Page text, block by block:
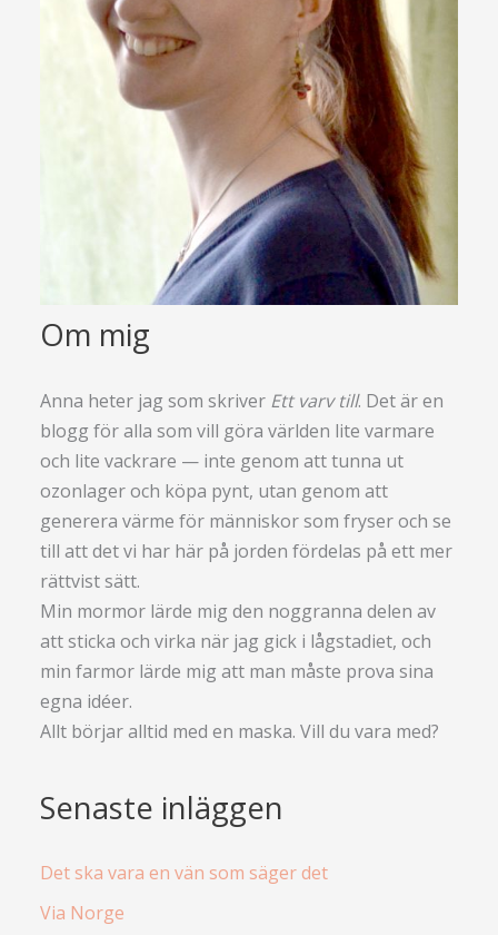
Om mig
Anna heter jag som skriver Ett varv till. Det är en
blogg för alla som vill göra världen lite varmare
och lite vackrare — inte genom att tunna ut
ozonlager och köpa pynt, utan genom att
generera värme för människor som fryser och se
till att det vi har här på jorden fördelas på ett mer
rättvist sätt.
Min mormor lärde mig den noggranna delen av
att sticka och virka när jag gick i lågstadiet, och
min farmor lärde mig att man måste prova sina
egna idéer.
Allt börjar alltid med en maska. Vill du vara med?
Senaste inläggen
Det ska vara en vän som säger det
Via Norge